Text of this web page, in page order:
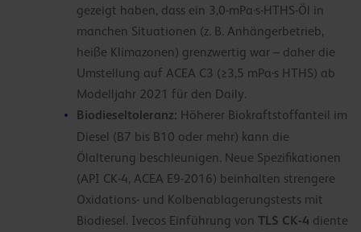
gezeigt haben, dass ein 3,0-mPa·s-HTHS-Öl in
manchen Situationen (z. B. Anhängerbetrieb,
heiße Klimazonen) grenzwertig war – daher die
Umstellung auf ACEA C3 (≥3,5 mPa·s HTHS) ab
Modelljahr 2021 für den Daily.
Biodieseltoleranz: Höherer Biokraftstoffanteil im
Diesel (B7 bis B10 oder mehr) kann die
Ölalterung beschleunigen. Neue Spezifikationen
(API CK-4, ACEA E9-2016) beinhalten strengere
Oxidations- und Kolbenablagerungstests mit
Biodiesel. Ivecos Einführung von TLS CK-4 diente